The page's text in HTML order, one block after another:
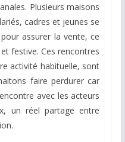
Plusieurs maisons
cadres et jeunes se
assurer la vente, ce
festive. Ces rencontres
activité habituelle, sont
faire perdurer car
avec les acteurs
un réel partage entre